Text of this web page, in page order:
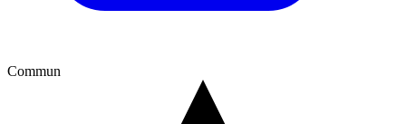
Commun